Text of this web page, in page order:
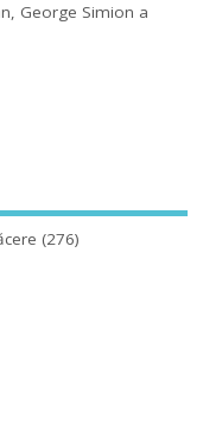
George Simion a
(276)